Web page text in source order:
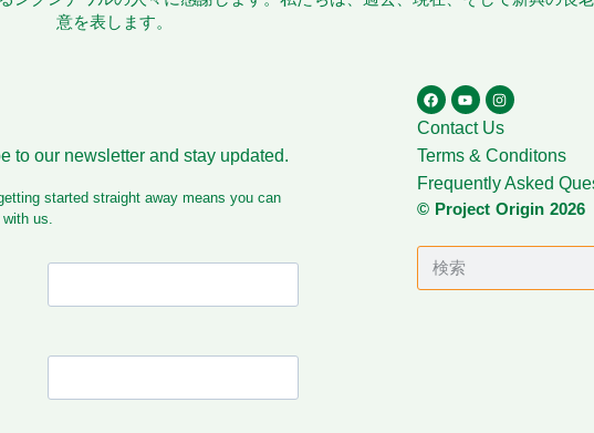
意を表します。
Contact Us
Terms & Conditons
Frequently Asked
© Project Origin 2026